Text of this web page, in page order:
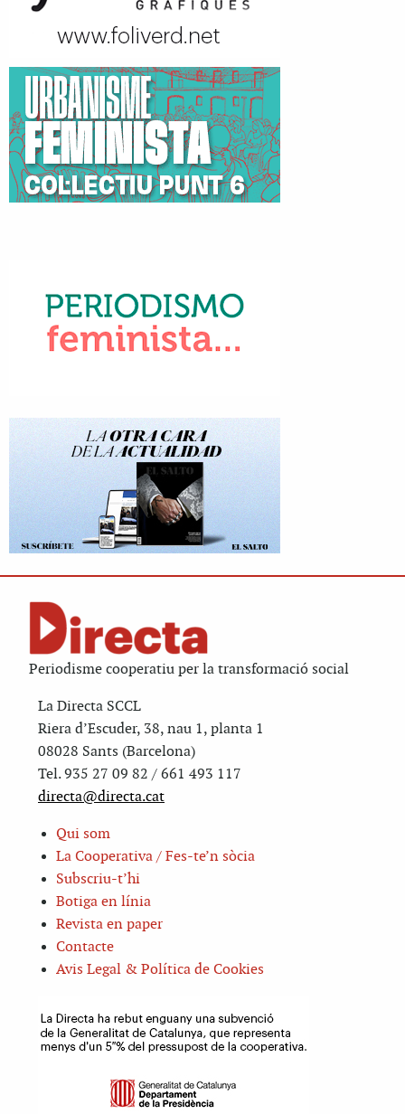
Periodisme cooperatiu per la transformació social
La Directa SCCL
Riera d’Escuder, 38, nau 1, planta 1
08028 Sants (Barcelona)
Tel. 935 27 09 82 / 661 493 117
directa@directa.cat
Qui som
La Cooperativa / Fes-te’n sòcia
Subscriu-t’hi
Botiga en línia
Revista en paper
Contacte
Avis Legal & Política de Cookies